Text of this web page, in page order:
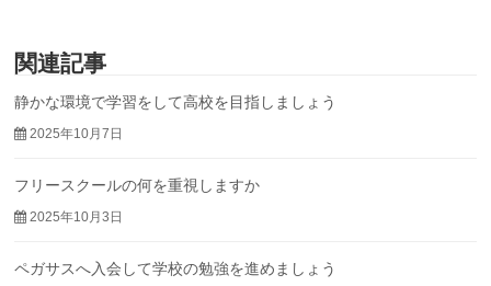
関連記事
静かな環境で学習をして高校を目指しましょう
2025年10月7日
フリースクールの何を重視しますか
2025年10月3日
ペガサスへ入会して学校の勉強を進めましょう